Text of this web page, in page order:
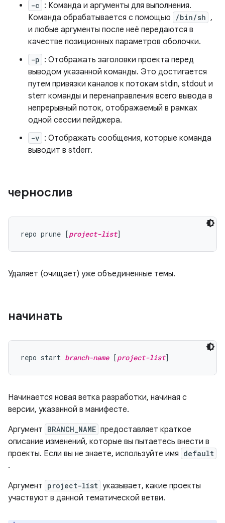
-c : Команда и аргументы для выполнения.
Команда обрабатывается с помощью
/bin/sh ,
и любые аргументы после неё передаются в
качестве позиционных параметров оболочки.
-p : Отображать заголовки проекта перед
выводом указанной команды. Это достигается
путем привязки каналов к потокам stdin, stdout и
sterr команды и перенаправления всего вывода в
непрерывный поток, отображаемый в рамках
одной сессии пейджера.
-v : Отображать сообщения, которые команда
выводит в stderr.
чернослив
repo prune [project-list
Удаляет (очищает) уже объединенные темы.
начинать
repo start branch-name [project-list
Начинается новая ветка разработки, начиная с
версии, указанной в манифесте.
Аргумент BRANCH_NAME предоставляет краткое
описание изменений, которые вы пытаетесь внести в
проекты. Если вы не знаете, используйте имя default
.
Аргумент project-list указывает, какие проекты
участвуют в данной тематической ветви.